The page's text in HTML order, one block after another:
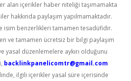
alan içerikler haber niteliği taşımamakta
hakkında paylaşım yapılmamaktadır.
isim benzerlikleri tamamen tesadüfidir.
ve tamamen ücretsiz bir bilgi paylaşım
yasal düzenlemelere aykırı olduğunu
backlinkpanelicomtr@gmail.com
ilgili içerikler yasal süre içerisinde